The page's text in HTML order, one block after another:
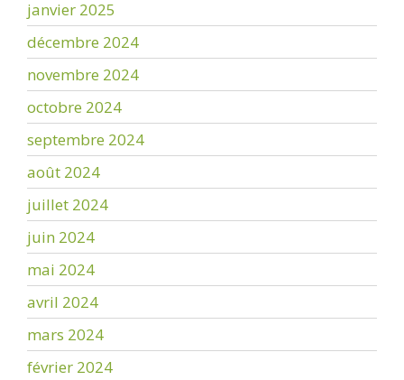
janvier 2025
décembre 2024
novembre 2024
octobre 2024
septembre 2024
août 2024
juillet 2024
juin 2024
mai 2024
avril 2024
mars 2024
février 2024